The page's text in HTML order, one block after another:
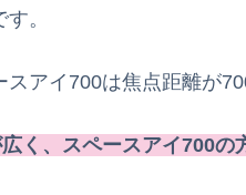
。
アイ700は焦点距離が
く、スペースアイ700の